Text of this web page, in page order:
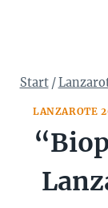
Start /
LANZAROTE